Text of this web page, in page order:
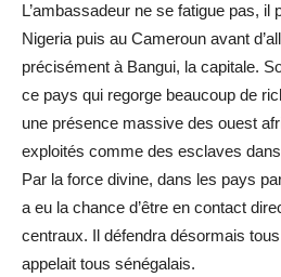
L’ambassadeur ne se fatigue pas, il
Nigeria puis au Cameroun avant
précisément à Bangui, la capitale.
ce pays qui regorge beaucoup de
une présence massive des ouest
exploités comme des esclaves
Par la force divine, dans les pays
a eu la chance d’être en contact
centraux. Il défendra désormais
appelait tous sénégalais.